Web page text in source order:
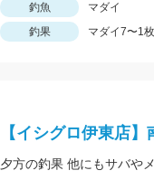
釣魚
マダイ
釣果
マダイ7〜1
【イシグロ伊東店
夕方の釣果 他にもサバや